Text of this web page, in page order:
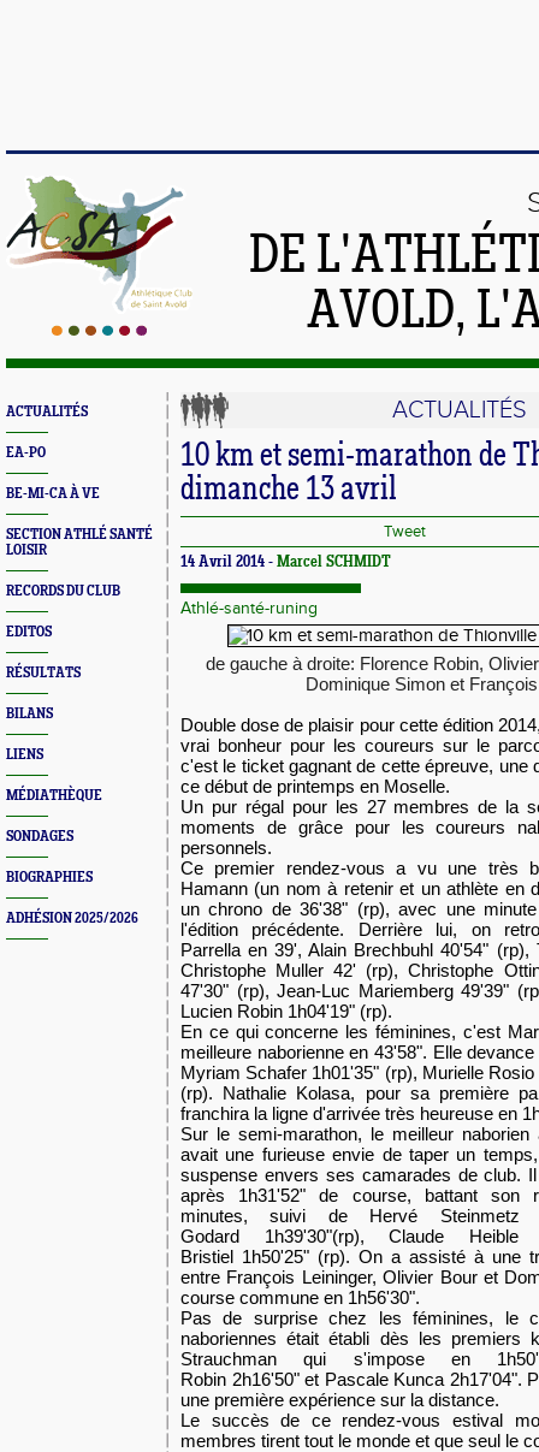
DE
AVOLD,
ACTUALITÉS
EA-PO
BE-MI-CA À VE
SECTION ATHLÉ SANTÉ
LOISIR
RECORDS DU CLUB
EDITOS
RÉSULTATS
BILANS
LIENS
MÉDIATHÈQUE
SONDAGES
BIOGRAPHIES
ADHÉSION 2025/2026
ACTUALITÉS
10 km et semi-marathon de
dimanche 13 avril
Tweet
14 Avril 2014 - Marcel SCHMIDT
Athlé-santé-runing
de gauche à droite: Florence Robin,
Dominique Simon et
Double dose de plaisir pour cette édition
vrai bonheur pour les coureurs sur le
c'est le ticket gagnant de cette épreuve, une
ce début de printemps en Moselle.
Un pur régal pour les 27 membres de la
moments de grâce pour les coureurs
personnels.
Ce premier rendez-vous a vu une très
Hamann (un nom à retenir et un athlète en
un chrono de 36'38" (rp), avec une
l'édition précédente. Derrière lui, on
Parrella en 39', Alain Brechbuhl 40'54"
Christophe Muller 42' (rp), Christophe
47'30" (rp), Jean-Luc Mariemberg 49'39"
Lucien Robin 1h04'19" (rp).
En ce qui concerne les féminines, c'est
meilleure naborienne en 43'58". Elle
Myriam Schafer 1h01'35" (rp), Murielle
(rp). Nathalie Kolasa, pour sa première
franchira la ligne d'arrivée très heureuse en
Sur le semi-marathon, le meilleur
avait une furieuse envie de taper un
suspense envers ses camarades de club.
après 1h31'52" de course, battant son
minutes, suivi de Hervé
Godard 1h39'30"(rp), Claude
Bristiel 1h50'25" (rp). On a assisté à une
entre François Leininger, Olivier Bour et
course commune en 1h56'30".
Pas de surprise chez les féminines, le
naboriennes était établi dès les premiers
Strauchman qui s'impose en 1h50
Robin 2h16'50"et Pascale Kunca 2h17'04".
une première expérience sur la distance.
Le succès de ce rendez-vous estival
membres tirent tout le monde et que seul le